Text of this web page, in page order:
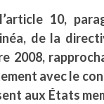
10,
de la
2008,
avec le
aux États